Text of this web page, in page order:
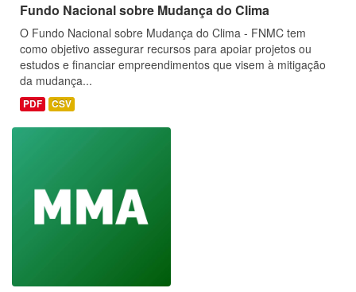
Fundo Nacional sobre Mudança do Clima
O Fundo Nacional sobre Mudança do Clima - FNMC tem
como objetivo assegurar recursos para apoiar projetos ou
estudos e financiar empreendimentos que visem à mitigação
da mudança...
PDF CSV